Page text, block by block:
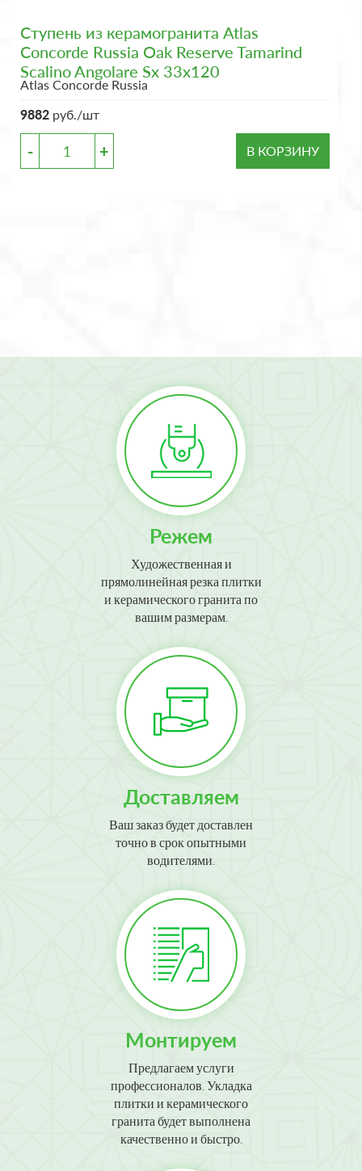
Ступень из керамогранита Atlas
Concorde Russia Oak Reserve Tamarind
Scalino Angolare Sx 33x120
Atlas Concorde Russia
9882 руб./шт
- + В КОРЗИНУ
Режем
Художественная и
прямолинейная резка плитки
и керамического гранита по
вашим размерам.
Доставляем
Ваш заказ будет доставлен
точно в срок опытными
водителями.
Монтируем
Предлагаем услуги
профессионалов. Укладка
плитки и керамического
гранита будет выполнена
качественно и быстро.